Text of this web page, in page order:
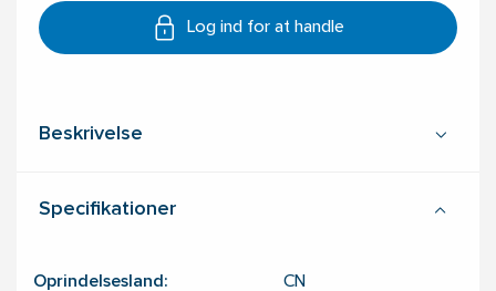
Log ind for at handle
Beskrivelse
Specifikationer
Oprindelsesland: CN